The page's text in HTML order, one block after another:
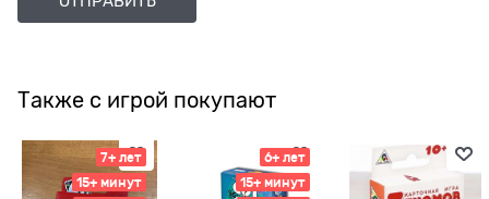
Также с игрой покупают
7+ лет
15+ минут
6+ лет
15+ минут